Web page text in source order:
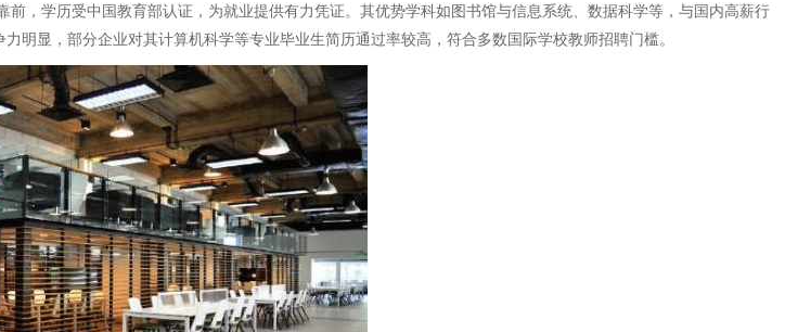
，学历受中国教育部认证，为就业提供有力凭证。其优势学科如图书馆与信息系统、数据科学等，与国内高薪行
显，部分企业对其计算机科学等专业毕业生简历通过率较高，符合多数国际学校教师招聘门槛。